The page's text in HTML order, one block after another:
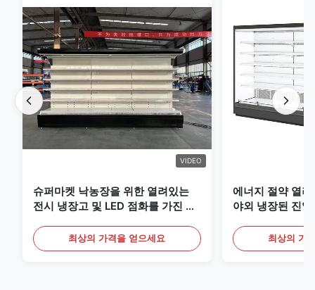
VIDEO
슈퍼마켓 낙농장을 위한 열려있는
전시 냉장고 및 LED 점화를 가진 음
최상의 가격을 얻으세요
에너지 절약 열
야외 냉장된 진열
최상의 가